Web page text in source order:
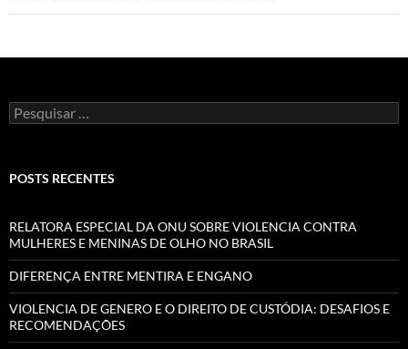
Pesquisar
por:
POSTS RECENTES
RELATORA ESPECIAL DA ONU SOBRE VIOLENCIA CONTRA
MULHERES E MENINAS DE OLHO NO BRASIL
DIFERENÇA ENTRE MENTIRA E ENGANO
VIOLENCIA DE GENERO E O DIREITO DE CUSTÓDIA: DESAFIOS E
RECOMENDAÇÕES